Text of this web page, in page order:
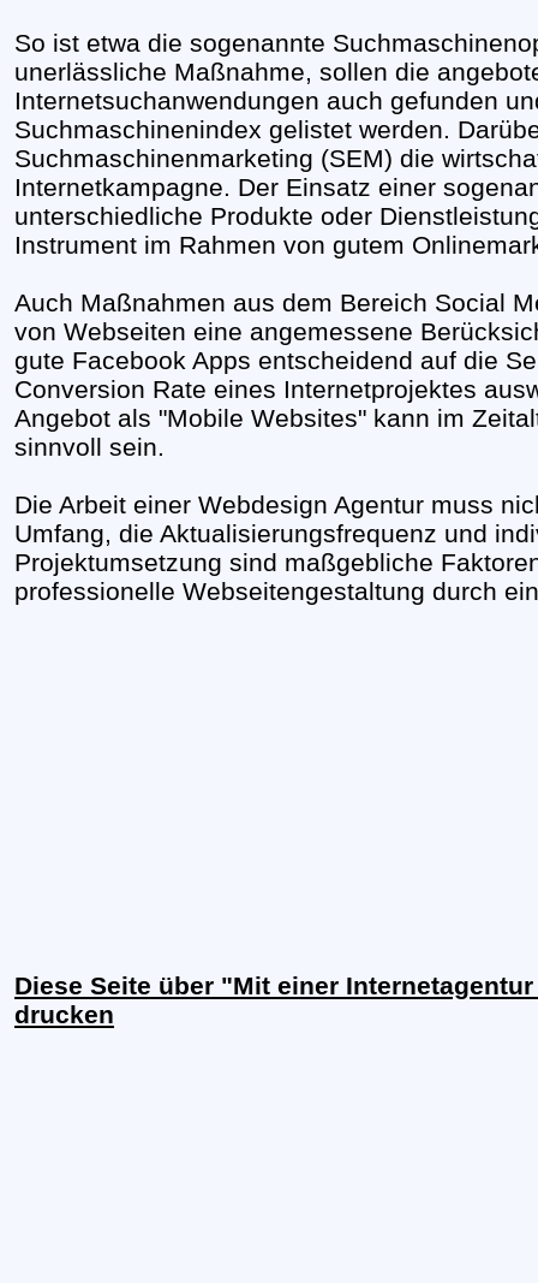
So ist etwa die sogenannte
unerlässliche Maßnahme, sollen die
Internetsuchanwendungen auch gefunden
Suchmaschinenindex gelistet werden.
Suchmaschinenmarketing (SEM) die
Internetkampagne. Der Einsatz einer
unterschiedliche Produkte oder
Instrument im Rahmen von gutem
Auch Maßnahmen aus dem Bereich Social
von Webseiten eine angemessene
gute Facebook Apps entscheidend auf die
Conversion Rate eines Internetprojektes
Angebot als "Mobile Websites" kann im
sinnvoll sein.
Die Arbeit einer Webdesign Agentur muss
Umfang, die Aktualisierungsfrequenz und
Projektumsetzung sind maßgebliche
professionelle Webseitengestaltung durch
Diese Seite über "Mit einer
drucken